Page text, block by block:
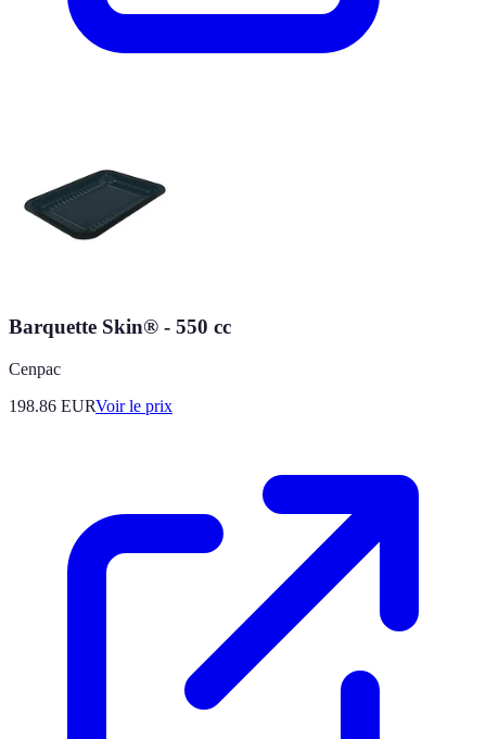
Barquette Skin® - 550 cc
Cenpac
198.86 EURVoir le prix